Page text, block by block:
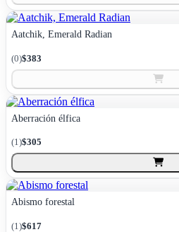
Aatchik, Emerald Radian
(0)$383
Aberración élfica
(1)$305
Abismo forestal
(1)$617